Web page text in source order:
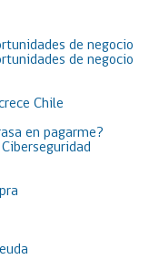
de negocio
de negocio
Chile
en pagarme?